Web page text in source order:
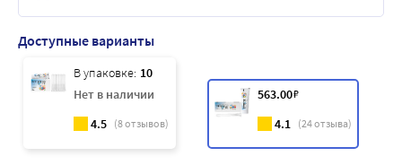
Доступные варианты
В упаковке: 10
Нет в наличии
4.5 (8отзывов)
563.00₽
4.1 (24отзыва)